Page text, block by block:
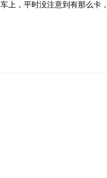
平时没注意到有那么卡，